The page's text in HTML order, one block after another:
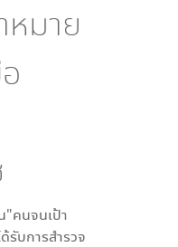
มาย
"คนจนเป้า
รับการสำรวจ